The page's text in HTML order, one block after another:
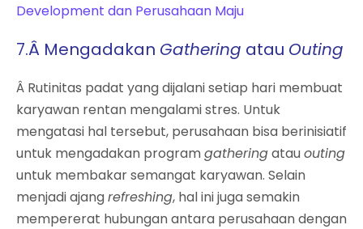
Development dan Perusahaan Maju
7.Â Mengadakan Gathering atau Outing
Â Rutinitas padat yang dijalani setiap hari membuat
karyawan rentan mengalami stres. Untuk
mengatasi hal tersebut, perusahaan bisa berinisiatif
untuk mengadakan programgatheringatauouting
untuk membakar semangat karyawan. Selain
menjadi ajangrefreshing, hal ini juga semakin
mempererat hubungan antara perusahaan dengan